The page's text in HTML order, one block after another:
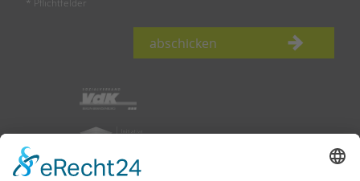
abschicken